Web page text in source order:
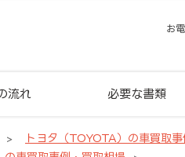
お
流れ 必要な書類
トヨタ（TOYOTA）の車買取